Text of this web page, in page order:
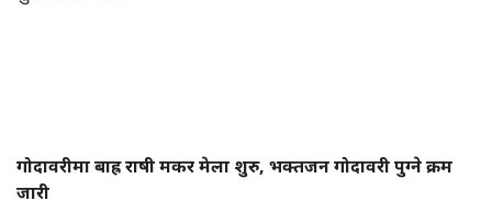
गोदावरीमा बाह्र राषी मकर मेला शुरु, भक्तजन गोदावरी पुग्ने क्रम
जारी